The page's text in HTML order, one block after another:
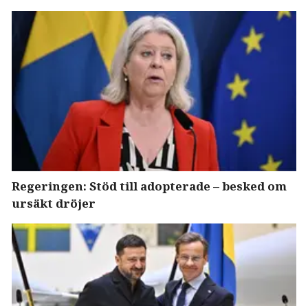
Regeringen: Stöd till adopterade – besked om
ursäkt dröjer